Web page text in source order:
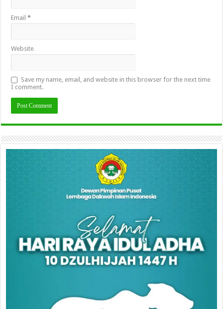
Email*
Website
Save my name, email, and website in this browser for the next time
I comment.